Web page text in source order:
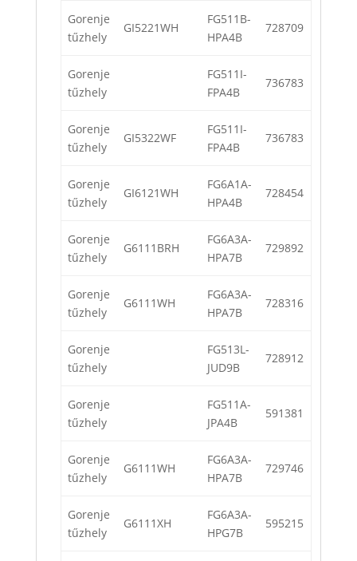
Gorenje
tűzhely
GI5221WH
FG511B-
HPA4B
728709
Gorenje
tűzhely
FG511I-
FPA4B
736783
Gorenje
tűzhely
GI5322WF
FG511I-
FPA4B
736783
Gorenje
tűzhely
GI6121WH
FG6A1A-
HPA4B
728454
Gorenje
tűzhely
G6111BRH
FG6A3A-
HPA7B
729892
Gorenje
tűzhely
G6111WH
FG6A3A-
HPA7B
728316
Gorenje
tűzhely
FG513L-
JUD9B
728912
Gorenje
tűzhely
FG511A-
JPA4B
591381
Gorenje
tűzhely
G6111WH
FG6A3A-
HPA7B
729746
Gorenje
tűzhely
G6111XH
FG6A3A-
HPG7B
595215